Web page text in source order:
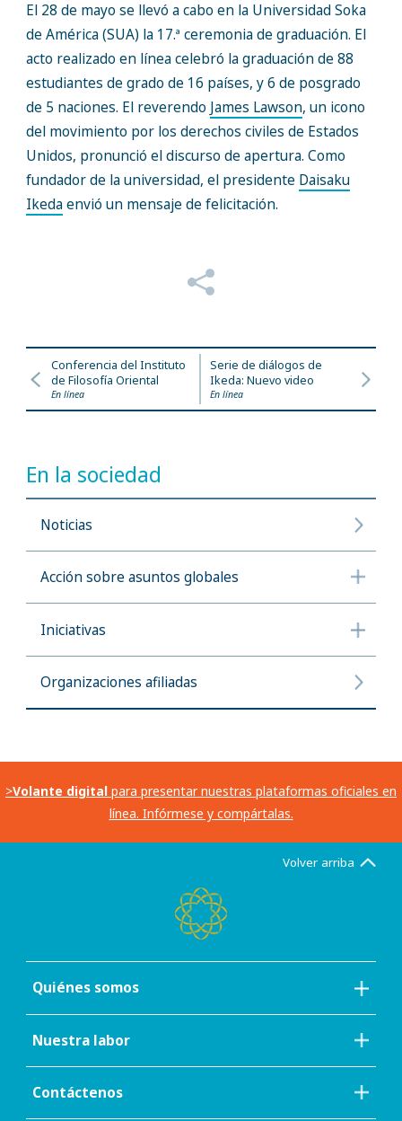
El 28 de mayo se llevó a cabo en la Universidad Soka
de América (SUA) la 17.ª ceremonia de graduación. El
acto realizado en línea celebró la graduación de 88
estudiantes de grado de 16 países, y 6 de posgrado
de 5 naciones. El reverendo James Lawson, un icono
del movimiento por los derechos civiles de Estados
Unidos, pronunció el discurso de apertura. Como
fundador de la universidad, el presidente Daisaku
Ikedaenvió un mensaje de felicitación.
Conferencia del Instituto
de Filosofía Oriental
En línea
Serie de diálogos de
Ikeda: Nuevo video
En línea
En la sociedad
Noticias
Acción sobre asuntos globales
Iniciativas
Organizaciones afiliadas
>Volante digital para presentar nuestras plataformas oficiales en
línea. Infórmese y compártalas.
Volver arriba
Quiénes somos
Nuestra labor
Contáctenos